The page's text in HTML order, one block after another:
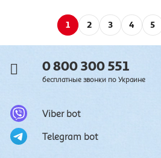
1 2 3 4 5
0 800 300 551
бесплатные звонки по Украине
Viber bot
Telegram bot